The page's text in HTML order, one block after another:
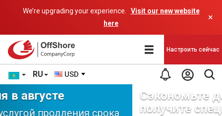
We’re upgrading your experience.
Visit our new website
here
×
RU USD
Настроить сейчас
Сэкономьте до 300 долларов и
получите специальный ВАУЧЕР